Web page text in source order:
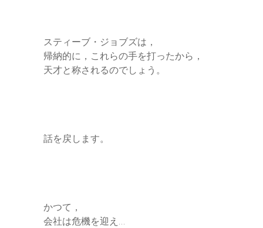
スティーブ・ジョブズは，
帰納的に，これらの手を打ったから，
天才と称されるのでしょう。
話を戻します。
かつて，
会社は危機を迎え…